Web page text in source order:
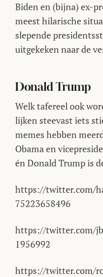
Biden en (bijna) ex-
meest hilarische
slepende
uitgekeken naar de
Donald Trump
Welk tafereel ook
lijken steevast iets
memes hebben
Obama en
én Donald Trump is
https://twitter.com/
75223658496
https://twitter.com/
1956992
https://twitter.com/